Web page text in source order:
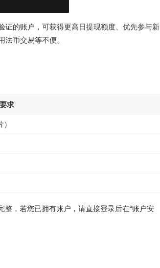
的账户，可获得更高日提现额度、优先参与新
币交易等不便。
求
整，若您已拥有账户，请直接登录后在“账户安